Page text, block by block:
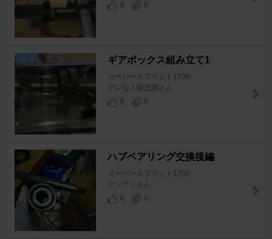
8
0
ギアボックス組み立て1
スーパースプリント1700
アレな人@北国さん
6
0
ハブベアリング交換後編
スーパースプリント1700
マックリさん
6
0